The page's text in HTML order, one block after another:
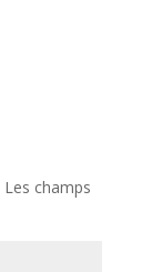
Les champs